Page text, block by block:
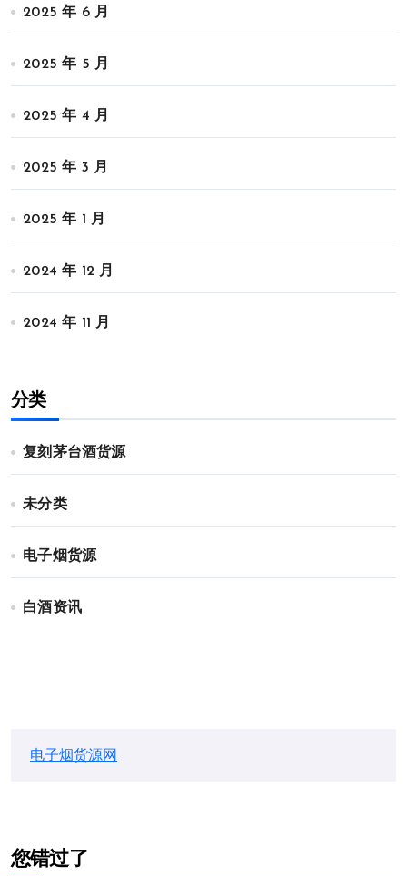
2025 年 6 月
2025 年 5 月
2025 年 4 月
2025 年 3 月
2025 年 1 月
2024 年 12 月
2024 年 11 月
分类
复刻茅台酒货源
未分类
电子烟货源
白酒资讯
电子烟货源网
您错过了